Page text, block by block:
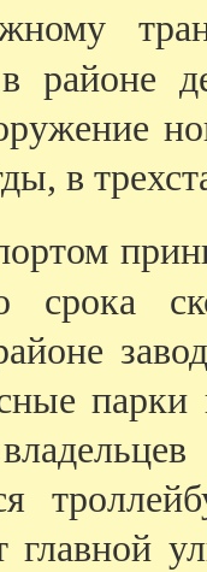
в районе
в
срока
главной